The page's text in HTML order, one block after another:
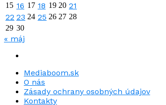
15 16 17 18 19 20 21
22 23 24 25 26 27 28
29 30
« máj
Mediaboom.sk
O nás
Zásady ochrany osobných údajov
Kontakty